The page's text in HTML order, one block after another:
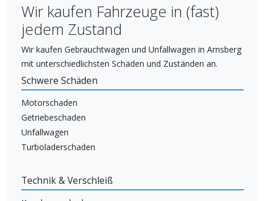
Wir kaufen Fahrzeuge in (fast)
jedem Zustand
Wir kaufen Gebrauchtwagen und Unfallwagen in Arnsberg
mit unterschiedlichsten Schäden und Zuständen an.
Schwere Schäden
Motorschaden
Getriebeschaden
Unfallwagen
Turboladerschaden
Technik & Verschleiß